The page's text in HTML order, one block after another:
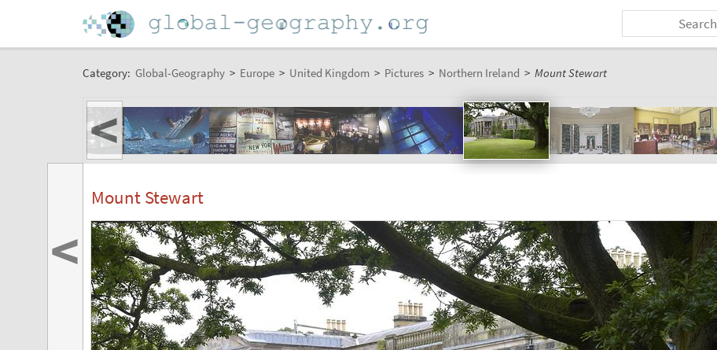
Category: Global-Geography > Europe > United Kingdom > Pictures > Northern Ireland > Mount Stewart
<
Mount Stewart
<